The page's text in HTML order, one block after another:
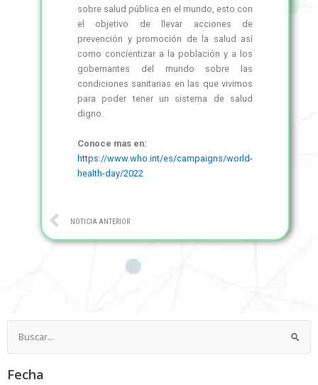
sobre salud pública en el mundo, esto con
el objetivo de llevar acciones de
prevención y promoción de la salud así
como concientizar a la población y a los
gobernantes del mundo sobre las
condiciones sanitarias en las que vivimos
para poder tener un sistema de salud
digno.
Conoce mas en:
https://www.who.int/es/campaigns/world-
health-day/2022
Ant
NOTICIA ANTERIOR
Buscar
por:
Fecha